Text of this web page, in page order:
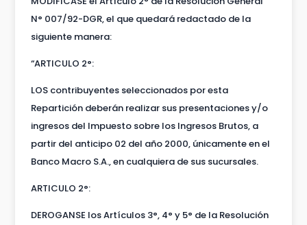
N° 007/92-DGR, el que quedará redactado de la
siguiente manera:
“ARTICULO 2°:
LOS contribuyentes seleccionados por esta
Repartición deberán realizar sus presentaciones y/o
ingresos del Impuesto sobre los Ingresos Brutos, a
partir del anticipo 02 del año 2000, únicamente en el
Banco Macro S.A., en cualquiera de sus sucursales.
ARTICULO 2°:
DEROGANSE los Artículos 3°, 4° y 5° de la Resolución